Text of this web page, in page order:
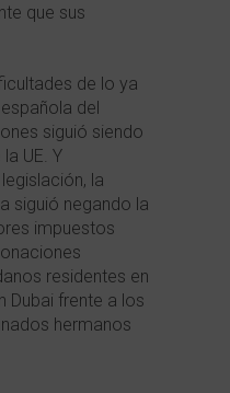
que sus
de lo ya
del
siguió siendo
UE. Y
la
siguió negando la
impuestos
residentes en
Dubai frente a los
hermanos